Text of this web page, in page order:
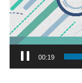
ー
ヤ
ー
00:19